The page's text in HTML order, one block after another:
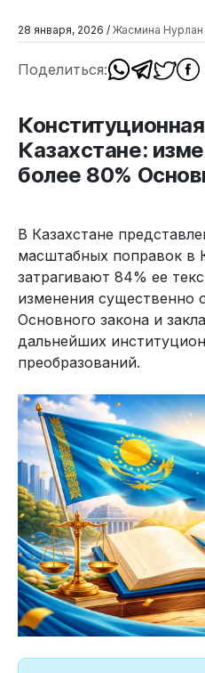
28 января, 2026 / Жасмина Нурлан
Поделиться:
Казахстане:
более 80%
В Казахстане
масштабных поправок в
затрагивают 84% ее
изменения
Основного закона и
дальнейших
преобразований.